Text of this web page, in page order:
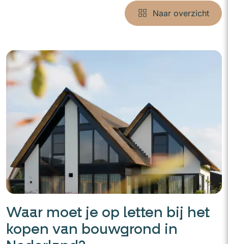
Naar overzicht
Waar moet je op letten bij het
kopen van bouwgrond in